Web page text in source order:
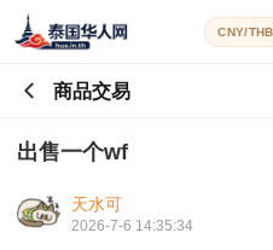
CNY/THB
商品交易
出售一个wf
天水可
2026-7-6 14:35:34